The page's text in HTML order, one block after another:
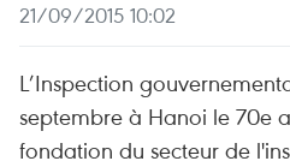
21/09/2015 10:02
L’Inspection
septembre à Hanoi le 70e
fondation du secteur de